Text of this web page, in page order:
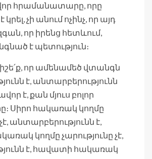
հրամանատարը, որը
չի անում ոչինչ, որ այդ
որ իրենց հետևում,
է պետություն։
որ ամենամեծ վտանգն
է, անտարբերությունն
է, քան մյուս բոլոր
Սիրո հակառակ կողմը
անտարբերությունն է,
կողմը չարությունը չէ,
է, հավատի հակառակ